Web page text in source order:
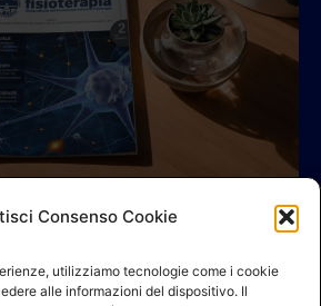
Consenso Cookie
utilizziamo tecnologie come i cookie
alle informazioni del dispositivo. Il
Contatti